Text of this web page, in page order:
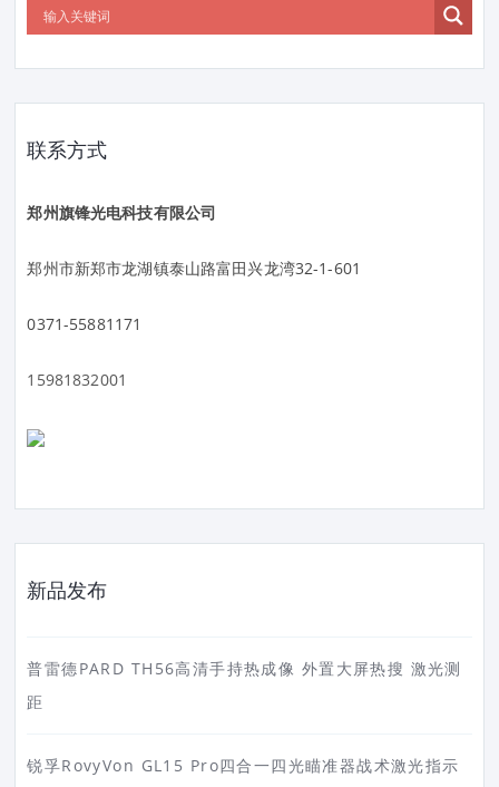
联系方式
郑州旗锋光电科技有限公司
郑州市新郑市龙湖镇泰山路富田兴龙湾32-1-601
0371-55881171
15981832001
新品发布
普雷德PARD TH56高清手持热成像 外置大屏热搜 激光测
距
锐孚RovyVon GL15 Pro四合一四光瞄准器战术激光指示